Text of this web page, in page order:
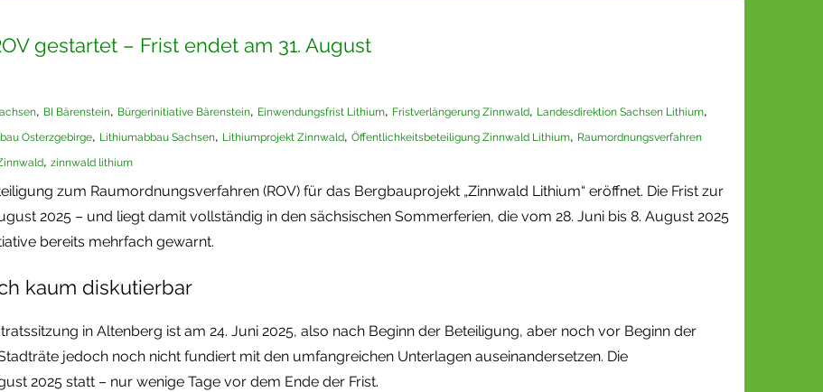
gestartet – Frist endet am 31. August
, BI Bärenstein, Bürgerinitiative Bärenstein, Einwendungsfrist Lithium, Fristverlängerung Zinnwald, Landesdirektion Sachsen Lithium,
Osterzgebirge, Lithiumabbau Sachsen, Lithiumprojekt Zinnwald, Öffentlichkeitsbeteiligung Zinnwald Lithium, Raumordnungsverfahren
, zinnwald lithium
zum Raumordnungsverfahren (ROV) für das Bergbauprojekt „Zinnwald Lithium“ eröffnet. Die Frist zur
2025 – und liegt damit vollständig in den sächsischen Sommerferien, die vom 28. Juni bis 8. August 2025
bereits mehrfach gewarnt.
kaum diskutierbar
in Altenberg ist am 24. Juni 2025, also nach Beginn der Beteiligung, aber noch vor Beginn der
jedoch noch nicht fundiert mit den umfangreichen Unterlagen auseinandersetzen. Die
2025 statt – nur wenige Tage vor dem Ende der Frist.